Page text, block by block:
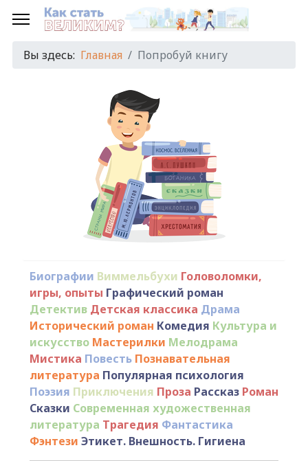
Вы здесь: Главная Попробуй книгу
Биографии Виммельбухи Головоломки,
игры, опыты Графический роман
Детектив Детская классика Драма
Исторический роман Комедия Культура и
искусство Мастерилки Мелодрама
Мистика Повесть Познавательная
литература Популярная психология
Поэзия Приключения Проза Рассказ Роман
Сказки Современная художественная
литература Трагедия Фантастика
Фэнтези Этикет. Внешность. Гигиена